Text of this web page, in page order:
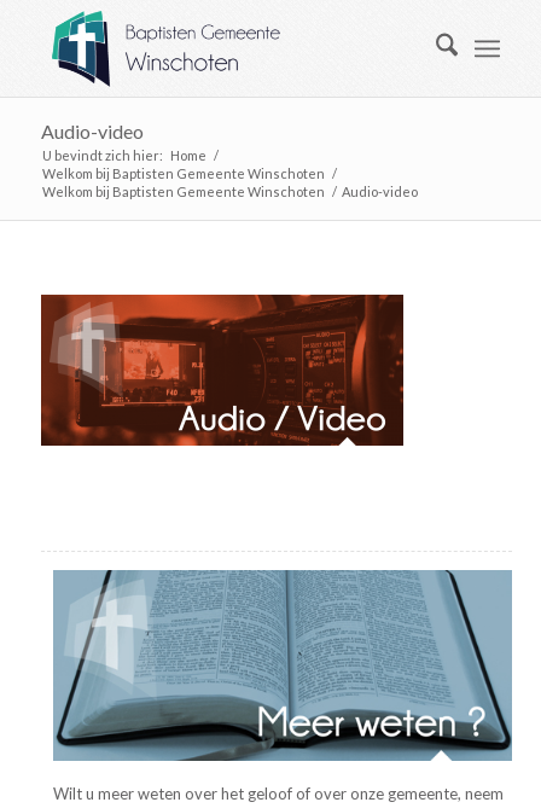
Audio-video
U bevindt zich hier: Home /
Welkom bij Baptisten Gemeente Winschoten /
Welkom bij Baptisten Gemeente Winschoten / Audio-video
Wilt u meer weten over het geloof of over onze gemeente, neem